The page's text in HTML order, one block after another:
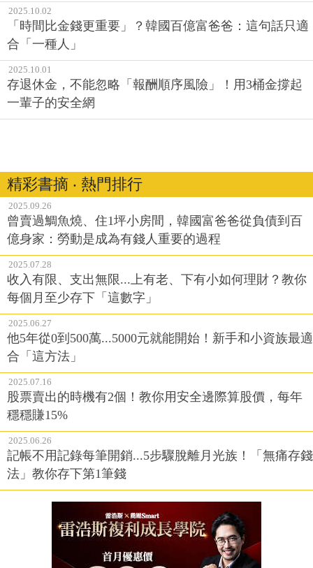
2025.10.02
「時間比金錢更重要」？韓國百億富爸爸：這句話只適
合「一種人」
2025.10.01
存退休金，不能忽略「報酬順序風險」！用3桶金撐起
一輩子的安全網
精彩書摘 ‧ 熱門排行
2025.09.26
曾賣過鯛魚燒、住1坪小房間，韓國富爸爸從負債到百
億身家：勞動是成為有錢人重要的過程
2025.07.28
收入有限、支出無限...上有老、下有小如何理財？教你
每個月至少存下「這數字」
2025.06.27
他5年從0到500萬...5000元就能開始！新手和小資族最適
合「這方法」
2025.07.16
股票賣出的時機有2個！教你用安全邊際算股價，每年
穩穩賺15%
2025.06.26
記帳不用記錄每筆開銷...5步驟脫離月光族！「無痛存錢
法」教你存下第1筆錢